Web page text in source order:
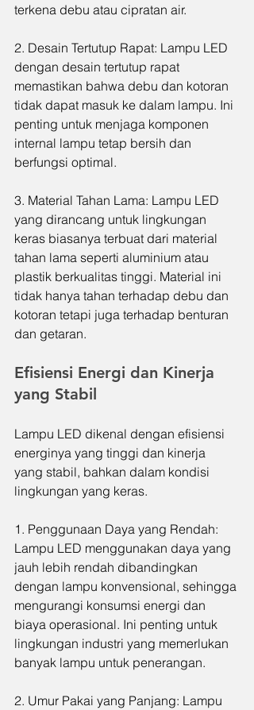
terkena debu atau cipratan air.
2. Desain Tertutup Rapat: Lampu LED
dengan desain tertutup rapat
memastikan bahwa debu dan kotoran
tidak dapat masuk ke dalam lampu. Ini
penting untuk menjaga komponen
internal lampu tetap bersih dan
berfungsi optimal.
3. Material Tahan Lama: Lampu LED
yang dirancang untuk lingkungan
keras biasanya terbuat dari material
tahan lama seperti aluminium atau
plastik berkualitas tinggi. Material ini
tidak hanya tahan terhadap debu dan
kotoran tetapi juga terhadap benturan
dan getaran.
Efisiensi Energi dan Kinerja
yang Stabil
Lampu LED dikenal dengan efisiensi
energinya yang tinggi dan kinerja
yang stabil, bahkan dalam kondisi
lingkungan yang keras.
1. Penggunaan Daya yang Rendah:
Lampu LED menggunakan daya yang
jauh lebih rendah dibandingkan
dengan lampu konvensional, sehingga
mengurangi konsumsi energi dan
biaya operasional. Ini penting untuk
lingkungan industri yang memerlukan
banyak lampu untuk penerangan.
2. Umur Pakai yang Panjang: Lampu